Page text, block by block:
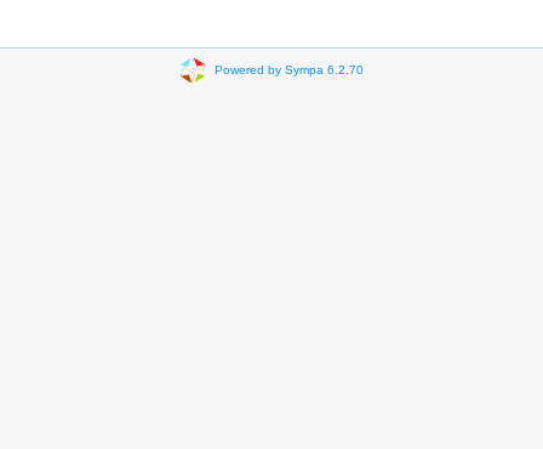
Powered by Sympa 6.2.70